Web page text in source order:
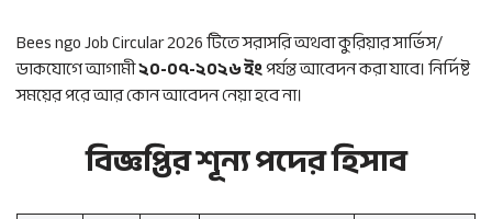
Bees ngo Job Circular 2026 টিতে সরাসরি অথবা কুরিয়ার সার্ভিস/
ডাকযোগে আগামী২০-০৭-২০২৬ ইংপর্যন্ত আবেদন করা যাবে। নির্দিষ্ট
সময়ের পরে আর কোন আবেদন নেয়া হবে না।
বিজ্ঞপ্তির শূন্য পদের হিসাব